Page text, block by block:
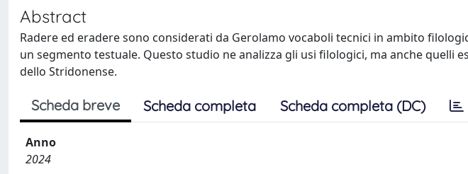
Abstract
Radere ed eradere sono considerati da Gerolamo vocaboli tecnici in ambito
un segmento testuale. Questo studio ne analizza gli usi filologici, ma anche quelli
dello Stridonense.
Scheda breve Scheda completa Scheda completa (DC)
Anno
2024